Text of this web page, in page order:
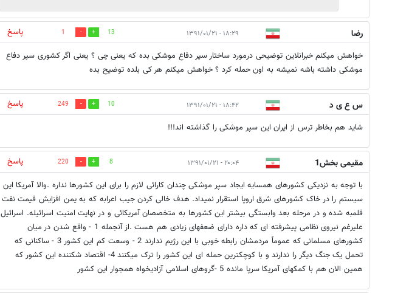
رضا ۱۸:۲۹ - ۱۳۹۱/۰۱/۲۱ 13
1
پاسخ
خواهش میکنم خبرانلاین توضیحی درمورد ساختار سپر دفاع موشکی بده که یعنی چی ؟ یعنی اگر کشوری سپر دفاع
موشکی داشته باشه نمیشه به اون حمله کرد ؟ خواهش میکنم هر کی بلده توضیح بده
س ع ی د ۱۸:۴۲ - ۱۳۹۱/۰۱/۲۱ 10
249
پاسخ
شاید هم بخاطر ترس از ایران این سپر موشکی را گذاشته اند!!!
مقیمی بخش1 ۲۰:۰۴ - ۱۳۹۱/۰۱/۲۱ 8
220
پاسخ
با توجه به نزدیکی کشورهای همسایه ایجاد سپر موشکی چندان کارائی لازم را برای این کشورها نداره .والا آمریکا این
سیستم را در خاک کشورهای شرق اروپا استقرار نمیداد. هدف خالی کردن جیب اعرابه که به یمن افزایش قیمت نفت
قلمبه شده و در مرحله بعد وابستگی بیشتر این کشورها به متخصصان آمریکائی و در نهایت امنیت اسرائیله. اسرائیل
علیرغم نیروی نظامی پیشرفته ای که داره دارای ضعفهای زیادی هم هست .از آنجمله 1 - واقع شدن در میان
کشورهای مسلمانی که عموماً مردمشان رابطه خوبی با این رژیم ندارند 2 - وسعت کم این کشور 3 - ساکنانی که
تحمل یک جنگ دیگر را ندارند و با کوچکترین حمله ای این کشور را ترک میکنند 4- اقتصاد شکننده این کشور که
همین الان هم با کمکهای آمریکا سرپا مانده 5 -گروهای اسلامی آزادیخواه همجوار این کشور